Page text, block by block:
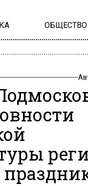
ОБЩЕСТВО